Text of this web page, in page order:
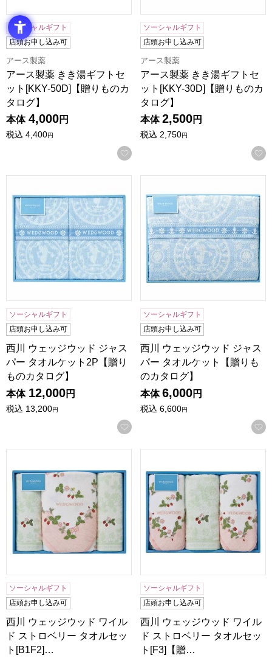
ソーシャルギフト
店頭お申し込み可
アース製薬
アース製薬 きき湯ギフトセ
ット[KKY-50D]【贈りものカ
タログ】
本体 4,000円
税込 4,400円
お気に入りに登録する
ソーシャルギフト
店頭お申し込み可
アース製薬
アース製薬 きき湯ギフトセ
ット[KKY-30D]【贈りものカ
タログ】
本体 2,500円
税込 2,750円
ソーシャルギフト
店頭お申し込み可
西川 ウェッジウッド ジャス
パー タオルケット2P【贈り
ものカタログ】
本体 12,000円
税込 13,200円
お気に入りに登録する
ソーシャルギフト
店頭お申し込み可
西川 ウェッジウッド ジャス
パー タオルケット【贈りも
のカタログ】
本体 6,000円
税込 6,600円
ソーシャルギフト
店頭お申し込み可
西川 ウェッジウッド ワイル
ド ストロベリー タオルセッ
ト[B1F2]…
ソーシャルギフト
店頭お申し込み可
西川 ウェッジウッド ワイル
ド ストロベリー タオルセッ
ト[F3]【贈…